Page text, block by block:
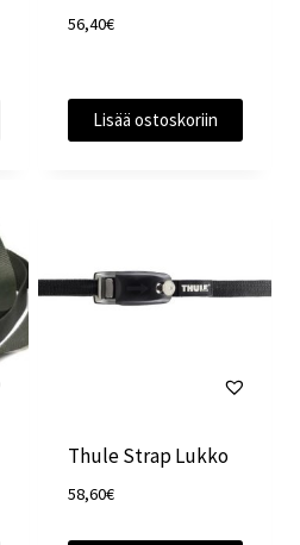
56,40€
Lisää ostoskoriin
Thule Strap Lukko
58,60€